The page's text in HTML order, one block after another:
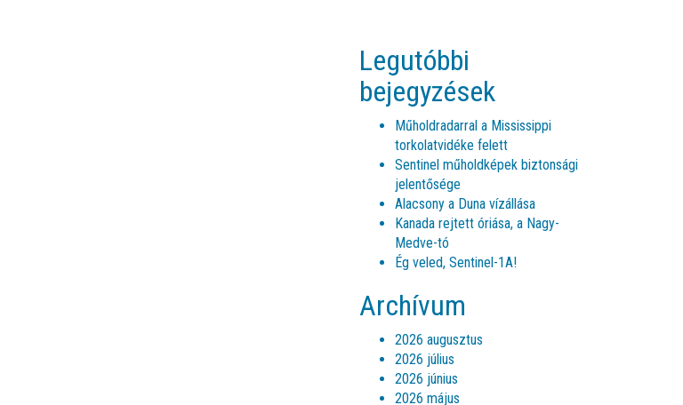
Legutóbbi
bejegyzések
Műholdradarral a Mississippi
torkolatvidéke felett
Sentinel műholdképek biztonsági
jelentősége
Alacsony a Duna vízállása
Kanada rejtett óriása, a Nagy-
Medve-tó
Ég veled, Sentinel-1A!
Archívum
2026 augusztus
2026 július
2026 június
2026 május